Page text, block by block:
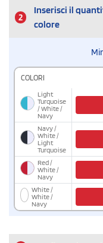
2
Inserisci il
colore
COLORI
Light
Turquoise
/ White /
Navy
Navy /
White /
Light
Turquoise
Red /
White /
Navy
White /
White /
Navy